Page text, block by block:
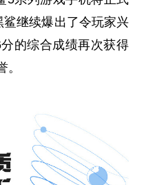
继续爆出了令玩家兴
的综合成绩再次获得